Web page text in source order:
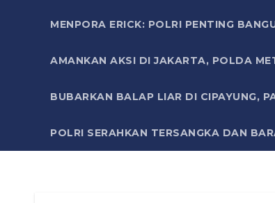
MENPORA ERICK: POLRI PENTING
AMANKAN AKSI DI JAKARTA, POLDA
BUBARKAN BALAP LIAR DI CIPAYUNG,
POLRI SERAHKAN TERSANGKA DAN